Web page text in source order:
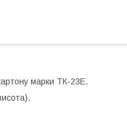
марки ТК-23Е.